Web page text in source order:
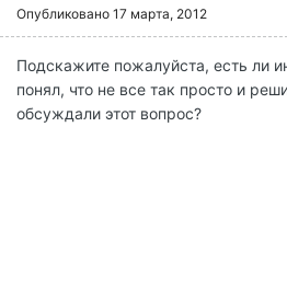
Опубликовано 17 марта, 2012
Подскажите пожалуйста, есть ли
понял, что не все так просто и
обсуждали этот вопрос?